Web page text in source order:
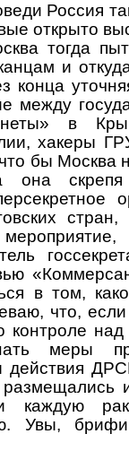
Россия
открыто
тогда
и
конца
между
в
хакеры
бы Москва
она
стран,
в том,
что, если
меры
действия
каждую
Увы,